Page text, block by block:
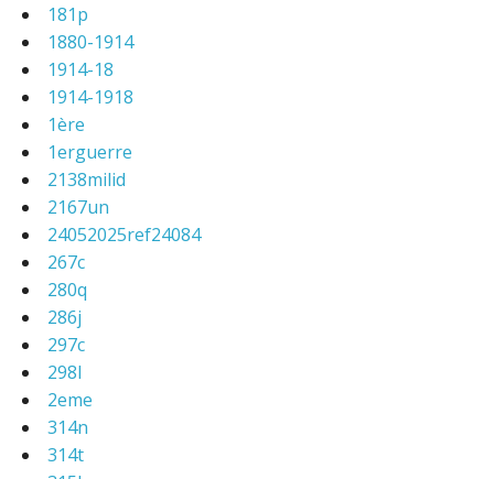
181p
1880-1914
1914-18
1914-1918
1ère
1erguerre
2138milid
2167un
24052025ref24084
267c
280q
286j
297c
298l
2eme
314n
314t